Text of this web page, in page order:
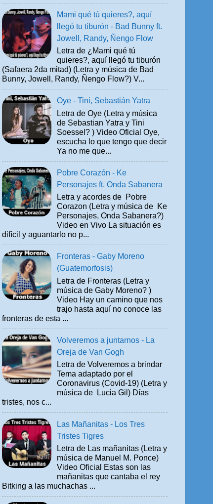
Mami qué tú quieres?, aquí
llegó tu tiburón - Bad Bunny ft.
Jowell, Randy, Ñengo Flow
Letra de ¿Mami qué tú
quieres?, aquí llegó tu tiburón
(Safaera 2da mitad) (Letra y música de Bad
Bunny, Jowell, Randy, Ñengo Flow?) V...
Oye - Tini, Sebastián Yatra
Letra de Oye (Letra y música
de Sebastian Yatra y Tini
Soessel? ) Video Oficial Oye,
escucha lo que tengo que decir
Ya no me que...
Pobre Corazón - Ke
Personajes ft. Onda Sabanera
Letra y acordes de Pobre
Corazon (Letra y música de Ke
Personajes, Onda Sabanera?)
Video en Vivo La situación es
difícil y aguantarlo no p...
Fronteras - Gaby Moreno
(Guatemorfosis)
Letra de Fronteras (Letra y
música de Gaby Moreno? )
Video Hay un camino que nos
trajo hasta aquí no conoce las
fronteras de esta ...
Volveremos a juntarnos - La
Oreja de Van Gogh
Letra de Volveremos a brindar
Tema adaptado por el
Coronavirus (Covid-19) (Letra y
música de Lucia Gil) Días
tristes, nos c...
Las Mañanitas - Los Tres
Tristes Tigres
Letra de Las mañanitas (Letra y
música de Manuel M. Ponce)
Video Oficial Estas son las
mañanitas que cantaba el rey
Bitking a las muchachas ...